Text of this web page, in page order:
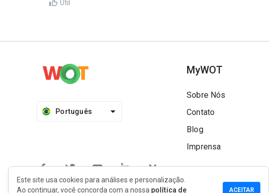
Útil
Português
MyWOT
Sobre Nós
Contato
Blog
Imprensa
Este site usa cookies para análises e personalização.
Ao continuar, você concorda com a nossa política de ACEITAR